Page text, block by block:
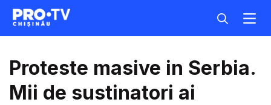
Proteste masive in Serbia.
Mii de sustinatori ai